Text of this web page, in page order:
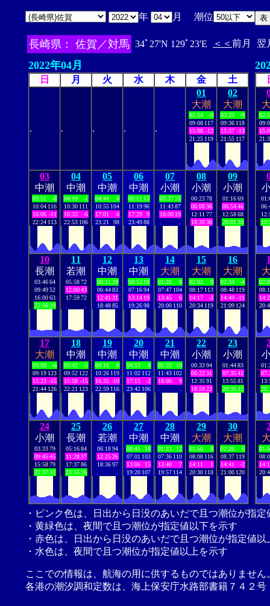
年 月 潮位
長崎県： 佐賀／対馬 34ﾟ27'N 129ﾟ23'E ＜＜ 前月 翌
2022年04月
日 月 火 水 木 金 土
. . . . .
01
大潮
02:54
-9
09:08 117
15:08 -12
21:25 119
02
大潮
03:23
-9
09:36 118
15:37 -13
21:55 117
03
中潮
03:51
-6
10:04 116
16:06 -11
22:24 113
04
中潮
04:18
-1
10:30 111
16:33
-6
22:53 106
05
中潮
04:44
6
10:55 104
17:01
0
23:21
98
06
中潮
05:11 15
11:19 96
17:29
9
23:49 88
07
小潮
05:37 25
11:43 87
18:00 19
08
小潮
00:23 78
06:08 36
12:11 77
18:39 30
09
小潮
01:16 69
06:54 46
12:58 68
20:01 39
10
長潮
03:46 64
09:49 52
16:00 63
22:56 39
11
若潮
05:58 72
12:00 43
17:59 72
12
中潮
00:11 29
06:44 83
12:41 31
18:48 85
13
中潮
00:53 18
07:16 94
13:14 19
19:26 98
14
大潮
01:28
8
07:47 104
13:45
6
20:00 110
15
大潮
02:02
0
08:17 113
14:17
-3
20:34 119
16
大潮
02:34
-4
08:48 119
14:49 -11
21:09 124
17
大潮
03:08
-6
09:19 123
15:23 -15
21:44 126
18
中潮
03:42
-5
09:52 122
15:58 -15
22:21 123
19
中潮
04:16
0
10:26 119
16:35 -10
22:59 116
20
中潮
04:53
8
11:02 112
17:15
-2
23:42 106
21
中潮
05:33
19
11:43 102
18:00
9
22
小潮
00:33 94
06:22 31
12:35 91
18:59 22
23
小潮
01:44 83
07:35 42
13:55 81
20:35 32
24
小潮
03:33 79
09:45 45
15:58 79
22:37 32
25
長潮
05:16 84
11:28 37
17:37 86
23:55 26
26
若潮
06:18 94
12:25 26
18:36 97
27
中潮
00:45
18
07:01 103
13:06
15
19:20 107
28
中潮
01:23
12
07:36 110
13:40
7
19:57 114
29
大潮
01:56
8
08:08 116
14:11
1
20:30 118
30
大潮
02:26
6
08:37 119
14:41
-2
21:00 120
・ピンク色は、日出から日没のあいだで且つ潮位が指
・黄緑色は、夜間で且つ潮位が指定値以下を示す
・赤色は、日出から日没のあいだで且つ潮位が指定値以
・水色は、夜間で且つ潮位が指定値以上を示す
ここでの情報は、航海の用に供するものではありませ
各港の潮汐調和定数は、海上保安庁水路部書籍７４２